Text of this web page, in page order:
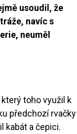
usoudil, že
navíc s
neuměl
toho využil k
předchozí rvačky
kabát a čepici.